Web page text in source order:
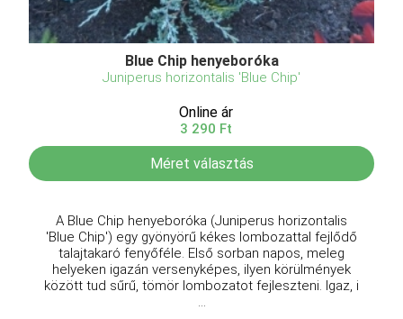
Blue Chip henyeboróka
Juniperus horizontalis 'Blue Chip'
Online ár
3 290 Ft
Méret választás
A Blue Chip henyeboróka (Juniperus horizontalis
'Blue Chip') egy gyönyörű kékes lombozattal fejlődő
talajtakaró fenyőféle. Első sorban napos, meleg
helyeken igazán versenyképes, ilyen körülmények
között tud sűrű, tömör lombozatot fejleszteni. Igaz, i
...